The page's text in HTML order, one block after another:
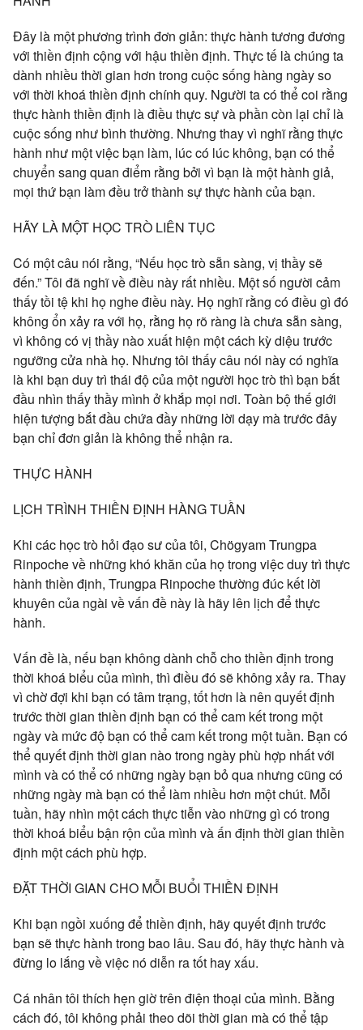
Đây là một phương trình đơn giản: thực hành tương đương
với thiền định cộng với hậu thiền định. Thực tế là chúng ta
dành nhiều thời gian hơn trong cuộc sống hàng ngày so
với thời khoá thiền định chính quy. Người ta có thể coi rằng
thực hành thiền định là điều thực sự và phần còn lại chỉ là
cuộc sống như bình thường. Nhưng thay vì nghĩ rằng thực
hành như một việc bạn làm, lúc có lúc không, bạn có thể
chuyển sang quan điểm rằng bởi vì bạn là một hành giả,
mọi thứ bạn làm đều trở thành sự thực hành của bạn.
HÃY LÀ MỘT HỌC TRÒ LIÊN TỤC
Có một câu nói rằng, “Nếu học trò sẵn sàng, vị thầy sẽ
đến.” Tôi đã nghĩ về điều này rất nhiều. Một số người cảm
thấy tồi tệ khi họ nghe điều này. Họ nghĩ rằng có điều gì đó
không ổn xảy ra với họ, rằng họ rõ ràng là chưa sẵn sàng,
vì không có vị thầy nào xuất hiện một cách kỳ diệu trước
ngưỡng cửa nhà họ. Nhưng tôi thấy câu nói này có nghĩa
là khi bạn duy trì thái độ của một người học trò thì bạn bắt
đầu nhìn thấy thầy mình ở khắp mọi nơi. Toàn bộ thế giới
hiện tượng bắt đầu chứa đầy những lời dạy mà trước đây
bạn chỉ đơn giản là không thể nhận ra.
THỰC HÀNH
LỊCH TRÌNH THIỀN ĐỊNH HÀNG TUẦN
Khi các học trò hỏi đạo sư của tôi, Chögyam Trungpa
Rinpoche về những khó khăn của họ trong việc duy trì thực
hành thiền định, Trungpa Rinpoche thường đúc kết lời
khuyên của ngài về vấn đề này là hãy lên lịch để thực
hành.
Vấn đề là, nếu bạn không dành chỗ cho thiền định trong
thời khoá biểu của mình, thì điều đó sẽ không xảy ra. Thay
vì chờ đợi khi bạn có tâm trạng, tốt hơn là nên quyết định
trước thời gian thiền định bạn có thể cam kết trong một
ngày và mức độ bạn có thể cam kết trong một tuần. Bạn có
thể quyết định thời gian nào trong ngày phù hợp nhất với
mình và có thể có những ngày bạn bỏ qua nhưng cũng có
những ngày mà bạn có thể làm nhiều hơn một chút. Mỗi
tuần, hãy nhìn một cách thực tiễn vào những gì có trong
thời khoá biểu bận rộn của mình và ấn định thời gian thiền
định một cách phù hợp.
ĐẶT THỜI GIAN CHO MỖI BUỔI THIỀN ĐỊNH
Khi bạn ngồi xuống để thiền định, hãy quyết định trước
bạn sẽ thực hành trong bao lâu. Sau đó, hãy thực hành và
đừng lo lắng về việc nó diễn ra tốt hay xấu.
Cá nhân tôi thích hẹn giờ trên điện thoại của mình. Bằng
cách đó, tôi không phải theo dõi thời gian mà có thể tập